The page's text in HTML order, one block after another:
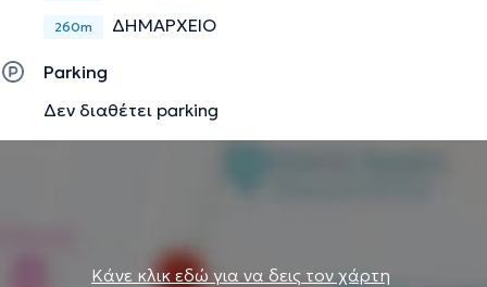
260m ΔΗΜΑΡΧΕΙΟ
Parking
Δεν διαθέτει parking
Κάνε κλικ εδώ για να δεις τον χάρτη